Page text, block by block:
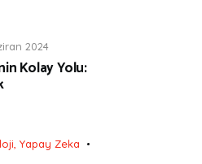
2024
Kolay Yolu:
Yapay Zeka